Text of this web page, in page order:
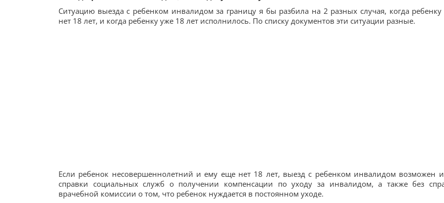
Ситуацию выезда с ребенком инвалидом за границу я бы разбила на 2 разных случая, когда
нет 18 лет, и когда ребенку уже 18 лет исполнилось. По списку документов эти ситуации разные.
Если ребенок несовершеннолетний и ему еще нет 18 лет, выезд с ребенком инвалидом возможен
справки социальных служб о получении компенсации по уходу за инвалидом, а также без
врачебной комиссии о том, что ребенок нуждается в постоянном уходе.